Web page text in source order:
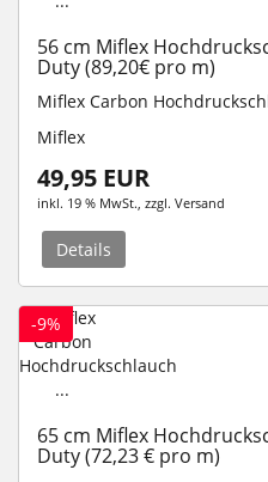
56 cm Miflex
Duty (89,20€ pro m)
Miflex Carbon
Miflex
49,95 EUR
inkl. 19 % MwSt. , zzgl. Versand
Details
-9%
65 cm Miflex
Duty (72,23 € pro m)